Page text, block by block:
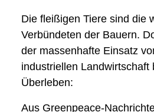
Die fleißigen Tiere sind die
Verbündeten der Bauern.
der massenhafte Einsatz
industriellen Landwirtschaft
Überleben:
Aus Greenpeace-